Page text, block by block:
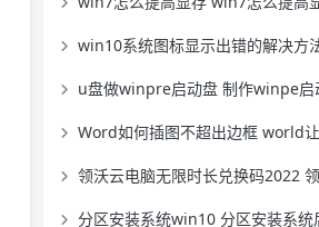
win10系统图标显示出错的解决方
u盘做winpre启动盘 制作winpe启
Word如何插图不超出边框 world
领沃云电脑无限时长兑换码2022 领沃云电脑无限时长兑
分区安装系统win10 分区安装系统